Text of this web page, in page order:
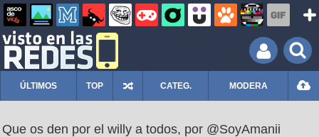
ÚLTIMOS TOP CATEG. MODERA
Que os den por el willy a todos, por @SoyAmanii